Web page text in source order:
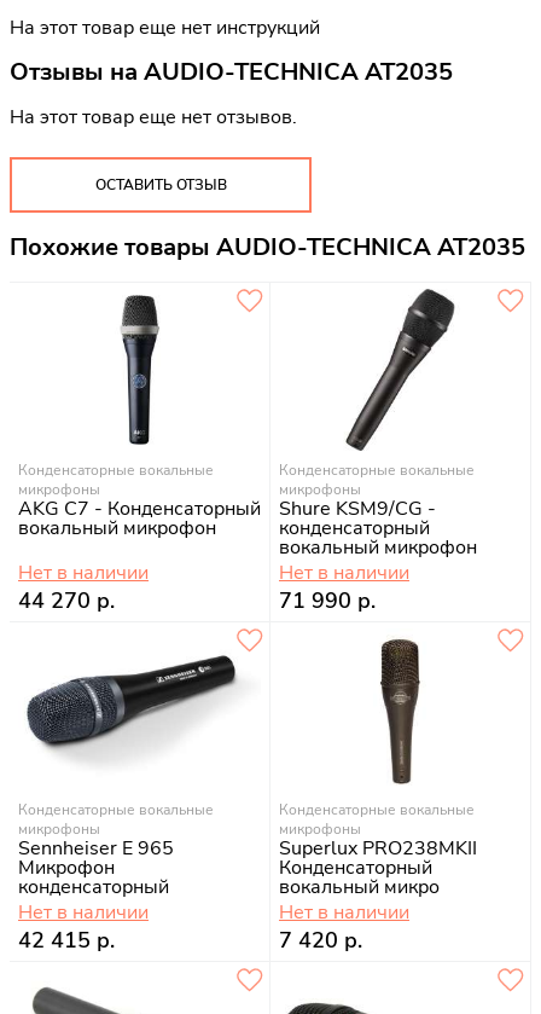
На этот товар еще нет инструкций
Отзывы на AUDIO-TECHNICA AT2035
На этот товар еще нет отзывов.
ОСТАВИТЬ ОТЗЫВ
Похожие товары AUDIO-TECHNICA AT2035
Конденсаторные вокальные
микрофоны
AKG C7 - Конденсаторный
вокальный микрофон
Нет в наличии
44 270 р.
Конденсаторные вокальные
микрофоны
Shure KSM9/CG -
конденсаторный
вокальный микрофон
Нет в наличии
71 990 р.
Конденсаторные вокальные
микрофоны
Sennheiser E 965
Микрофон
конденсаторный
Нет в наличии
42 415 р.
Конденсаторные вокальные
микрофоны
Superlux PRO238MKII
Конденсаторный
вокальный микро
Нет в наличии
7 420 р.